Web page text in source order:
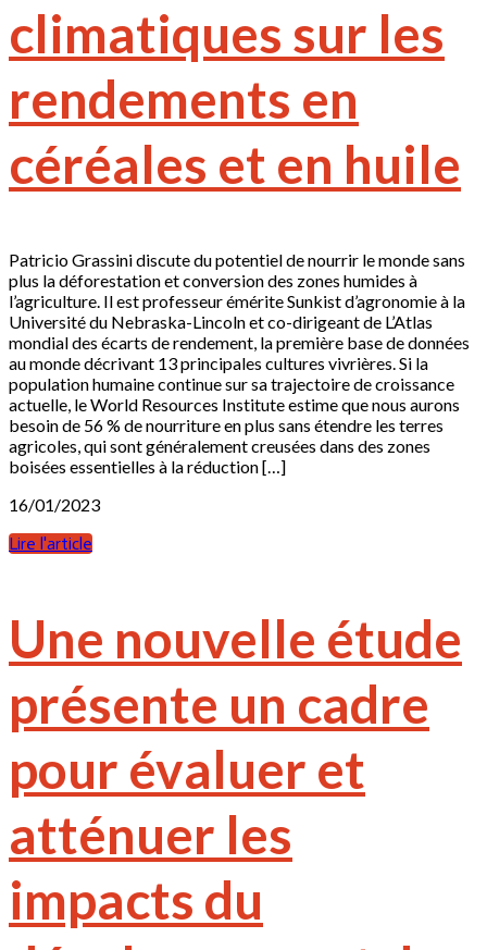
climatiques sur les
rendements en
céréales et en huile
Patricio Grassini discute du potentiel de nourrir le monde sans
plus la déforestation et conversion des zones humides à
l’agriculture. Il est professeur émérite Sunkist d’agronomie à la
Université du Nebraska-Lincoln et co-dirigeant de L’Atlas
mondial des écarts de rendement, la première base de données
au monde décrivant 13 principales cultures vivrières. Si la
population humaine continue sur sa trajectoire de croissance
actuelle, le World Resources Institute estime que nous aurons
besoin de 56 % de nourriture en plus sans étendre les terres
agricoles, qui sont généralement creusées dans des zones
boisées essentielles à la réduction […]
16/01/2023
Lire l'article
Une nouvelle étude
présente un cadre
pour évaluer et
atténuer les
impacts du